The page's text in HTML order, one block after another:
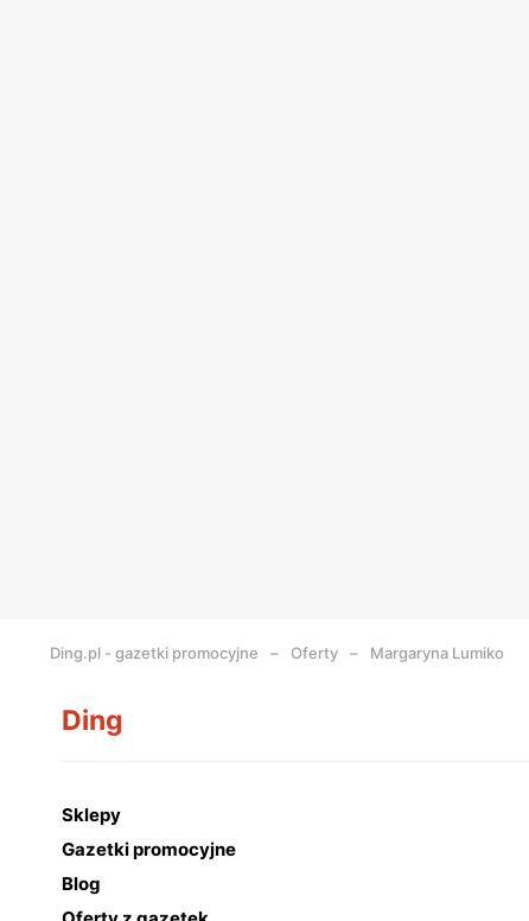
Ding.pl - gazetki promocyjne Oferty Margaryna Lumiko
Ding
Sklepy
Gazetki promocyjne
Blog